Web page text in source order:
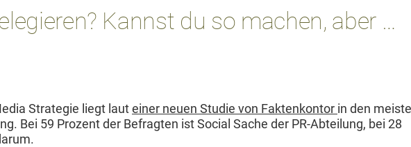
Kannst du so machen, aber …
Strate­gie liegt lautein­er neuen Studie von Fak­tenkon­tor in den
Bei 59 Prozent der Befragten ist Social Sache der PR-Abteilung, bei 28